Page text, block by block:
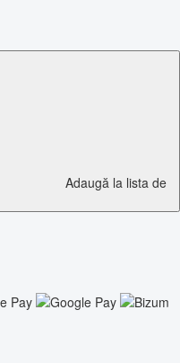
Adaugă la lista de